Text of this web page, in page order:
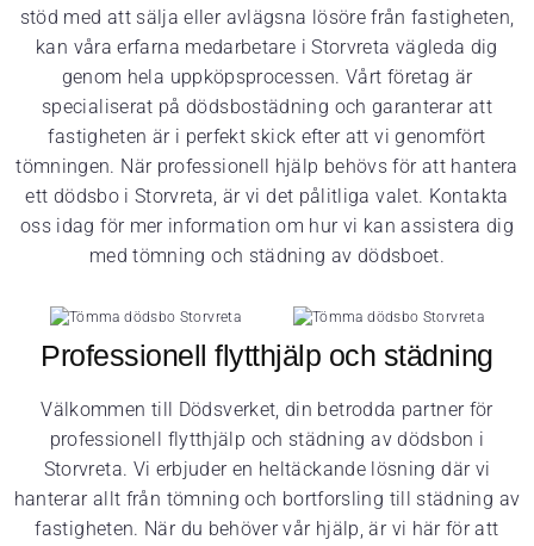
stöd med att sälja eller avlägsna lösöre från fastigheten,
kan våra erfarna medarbetare i Storvreta vägleda dig
genom hela uppköpsprocessen. Vårt företag är
specialiserat på dödsbostädning och garanterar att
fastigheten är i perfekt skick efter att vi genomfört
tömningen. När professionell hjälp behövs för att hantera
ett dödsbo i Storvreta, är vi det pålitliga valet. Kontakta
oss idag för mer information om hur vi kan assistera dig
med tömning och städning av dödsboet.
Professionell flytthjälp och städning
Välkommen till Dödsverket, din betrodda partner för
professionell flytthjälp och städning av dödsbon i
Storvreta. Vi erbjuder en heltäckande lösning där vi
hanterar allt från tömning och bortforsling till städning av
fastigheten. När du behöver vår hjälp, är vi här för att